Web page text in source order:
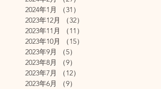
2024年1月
（31）
2023年12月
（32）
2023年11月
（11）
2023年10月
（15）
2023年9月
（5）
2023年8月
（9）
2023年7月
（12）
2023年6月
（9）